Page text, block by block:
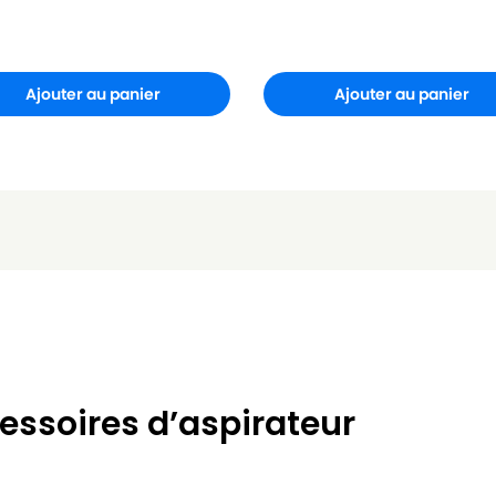
Ajouter au panier Ajouter au panier
d’aspirateur